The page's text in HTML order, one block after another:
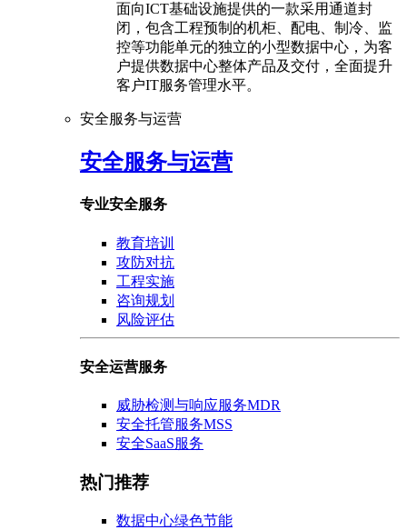
面向ICT基础设施提供的一款采用通道封
闭，包含工程预制的机柜、配电、制冷、监
控等功能单元的独立的小型数据中心，为客
户提供数据中心整体产品及交付，全面提升
客户IT服务管理水平。
安全服务与运营
安全服务与运营
专业安全服务
教育培训
攻防对抗
工程实施
咨询规划
风险评估
安全运营服务
威胁检测与响应服务MDR
安全托管服务MSS
安全SaaS服务
热门推荐
数据中心绿色节能